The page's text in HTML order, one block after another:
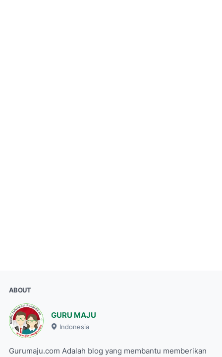
ABOUT
GURU MAJU
Indonesia
Gurumaju.com Adalah blog yang membantu memberikan